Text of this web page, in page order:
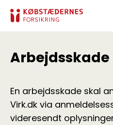
Arbejdsskade
En arbejdsskade skal
Virk.dk via
videresendt